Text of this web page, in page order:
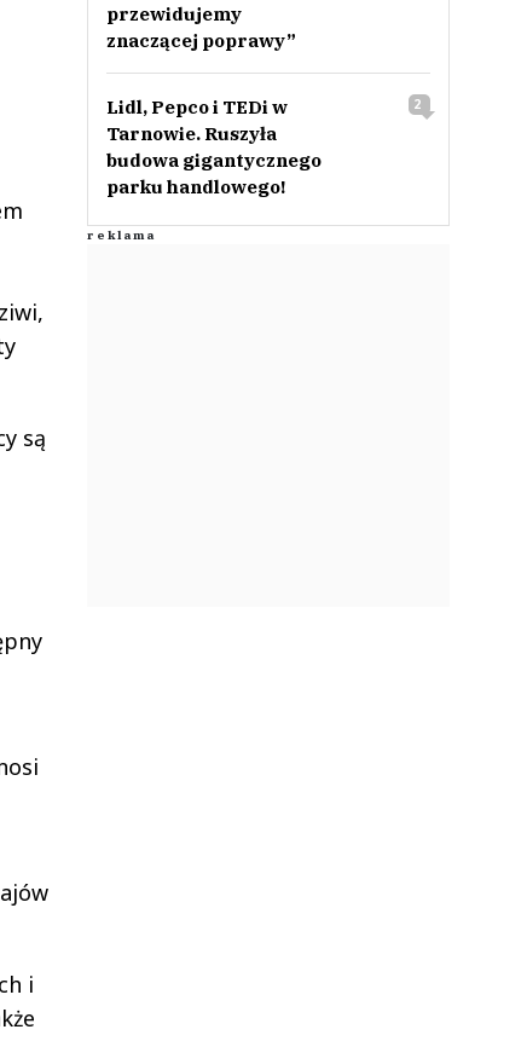
są
i
przewidujemy
znaczącej poprawy”
Lidl, Pepco i TEDi w
Tarnowie. Ruszyła
budowa gigantycznego
parku handlowego!
2